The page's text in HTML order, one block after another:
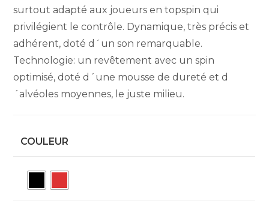
surtout adapté aux joueurs en topspin qui
privilégient le contrôle. Dynamique, très précis et
adhérent, doté d´un son remarquable.
Technologie: un revêtement avec un spin
optimisé, doté d´une mousse de dureté et d
´alvéoles moyennes, le juste milieu.
COULEUR